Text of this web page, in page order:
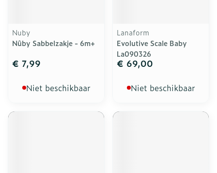
Nuby
Nûby Sabbelzakje - 6m+
€ 7,99
Niet beschikbaar
Lanaform
Evolutive Scale Baby
La090326
€ 69,00
Niet beschikbaar